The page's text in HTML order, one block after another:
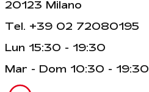
20123 Milano
Tel. +39 02 72080195
Lun 15:30 - 19:30
Mar - Dom 10:30 - 19:30